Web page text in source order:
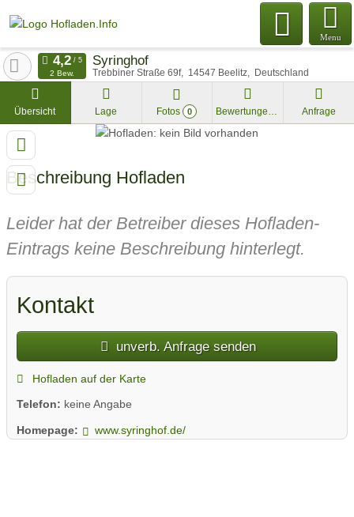
Menu
Syringhof
Trebbiner Straße 69f 14547 Beelitz Deutschland
2 Bew.
Übersicht Lage Fotos 0 Bewertungen Anfrage
Beschreibung Hofladen
Leider hat der Betreiber dieses Hofladen-
Eintrags keine Beschreibung hinterlegt.
Kontakt
unverb. Anfrage senden
Hofladen auf der Karte
Telefon: keine Angabe
Homepage: www.syringhof.de/